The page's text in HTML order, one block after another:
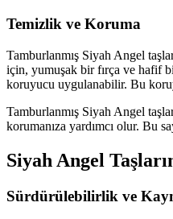
Temizlik ve Koruma
Tamburlanmış Siyah Angel
için, yumuşak bir fırça ve hafif
koruyucu uygulanabilir. Bu
Tamburlanmış Siyah Angel
korumanıza yardımcı olur. Bu
Siyah Angel
Sürdürülebilirlik ve